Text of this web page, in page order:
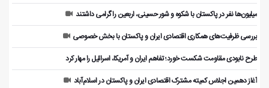
میلیون‌ها نفر در پاکستان با شکوه و شور حسینی، اربعین را گرامی داشتند
بررسی ظرفیت‌های همکاری اقتصادی ایران و پاکستان با بخش خصوصی
طرح نابودی مقاومت شکست خورد؛ تفاهم ایران و آمریکا، اسرائیل را مهار کرد
آغاز دهمین اجلاس کمیته مشترک اقتصادی ایران و پاکستان در اسلام‌آباد